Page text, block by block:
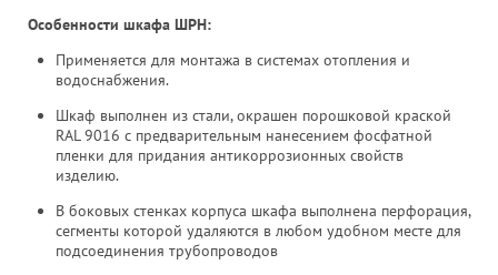
Особенности шкафа ШРН:
Применяется для монтажа в системах отопления и
водоснабжения.
Шкаф выполнен из стали, окрашен порошковой краской
RAL 9016 с предварительным нанесением фосфатной
пленки для придания антикоррозионных свойств
изделию.
В боковых стенках корпуса шкафа выполнена перфорация,
сегменты которой удаляются в любом удобном месте для
подсоединения трубопроводов